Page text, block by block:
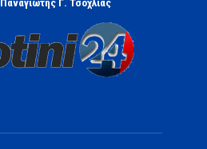
Παναγιώτης Γ. Τσοχλιάς